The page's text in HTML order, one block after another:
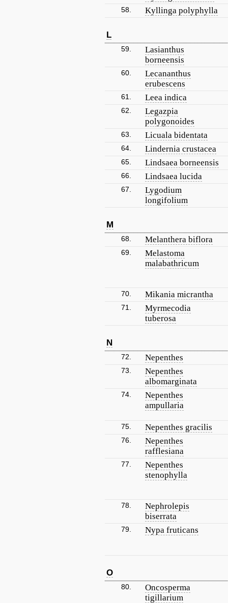
58. Kyllinga polyphylla
L
59.
Lasianthus
borneensis
60.
Lecananthus
erubescens
61. Leea indica
62.
Legazpia
polygonoides
63. Licuala bidentata
64. Lindernia crustacea
65. Lindsaea borneensis
66. Lindsaea lucida
67.
Lygodium
longifolium
M
68. Melanthera biflora
69.
Melastoma
malabathricum
70. Mikania micrantha
71.
Myrmecodia
tuberosa
N
72. Nepenthes
73.
Nepenthes
albomarginata
74.
Nepenthes
ampullaria
75. Nepenthes gracilis
76.
Nepenthes
rafflesiana
77.
Nepenthes
stenophylla
78.
Nephrolepis
biserrata
79. Nypa fruticans
O
80.
Oncosperma
tigillarium